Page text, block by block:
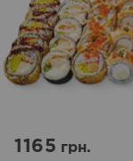
1165грн.